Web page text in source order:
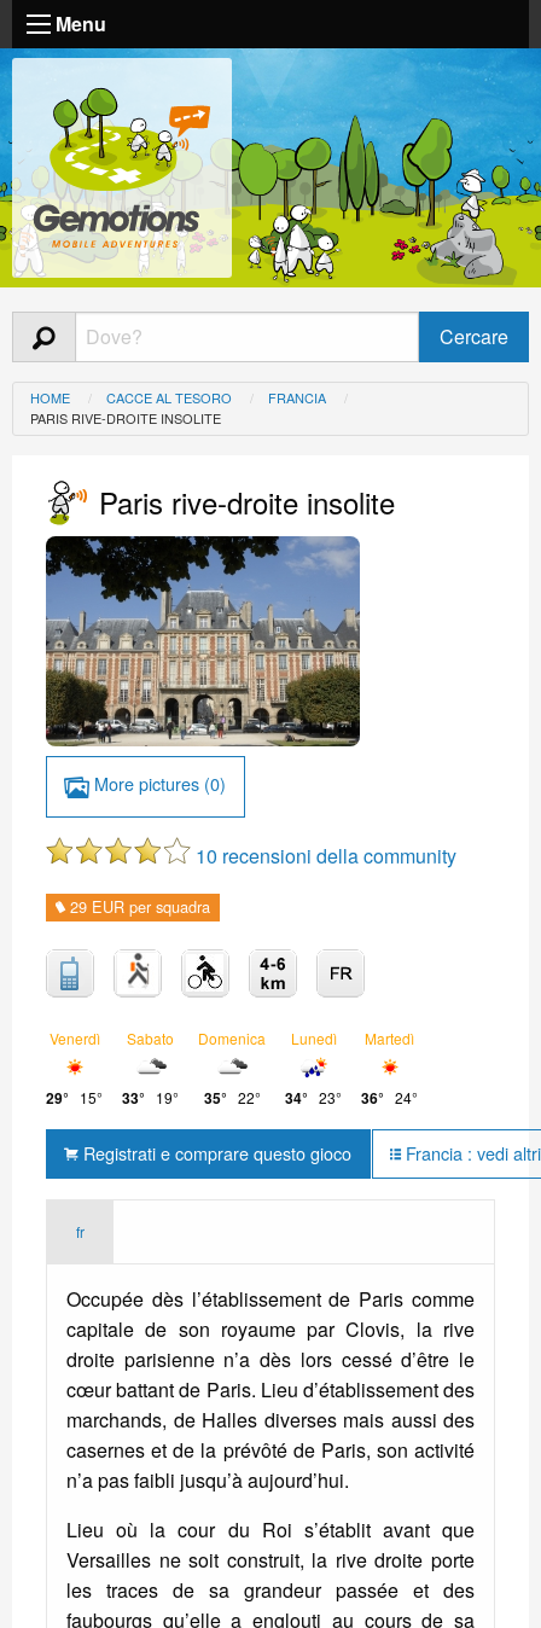
Menu
HOME CACCE AL TESORO
FRANCIA
PARIS RIVE-DROITE INSOLITE
Paris rive-droite insolite
More pictures (0)
10 recensioni della community
29 EUR per squadra
Venerdì
29° 15°
Sabato
33° 19°
Domenica
35° 22°
Lunedì
34° 23°
Martedì
36° 24°
Registrati e comprare questo gioco Francia : vedi
fr
Occupée dès l’établissement de Paris comme
capitale de son royaume par Clovis, la rive
droite parisienne n’a dès lors cessé d’être le
cœur battant de Paris. Lieu d’établissement des
marchands, de Halles diverses mais aussi des
casernes et de la prévôté de Paris, son activité
n’a pas faibli jusqu’à aujourd’hui.
Lieu où la cour du Roi s’établit avant que
Versailles ne soit construit, la rive droite porte
les traces de sa grandeur passée et des
faubourgs qu’elle a englouti au cours de sa